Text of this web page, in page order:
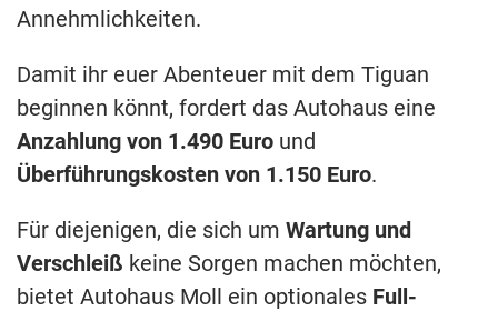
Annehmlichkeiten.
Damit ihr euer Abenteuer mit dem Tiguan
beginnen könnt, fordert das Autohaus eine
Anzahlung von 1.490 Euro und
Überführungskosten von 1.150 Euro.
Für diejenigen, die sich um Wartung und
Verschleiß keine Sorgen machen möchten,
bietet Autohaus Moll ein optionales Full-